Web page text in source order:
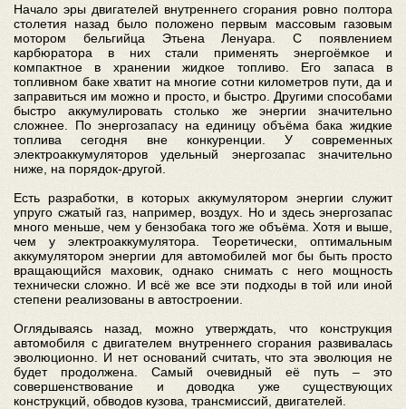
Начало эры двигателей внутреннего сгорания ровно полтора
столетия назад было положено первым массовым газовым
мотором бельгийца Этьена Ленуара. С появлением
карбюратора в них стали применять энергоёмкое и
компактное в хранении жидкое топливо. Его запаса в
топливном баке хватит на многие сотни километров пути, да и
заправиться им можно и просто, и быстро. Другими способами
быстро аккумулировать столько же энергии значительно
сложнее. По энергозапасу на единицу объёма бака жидкие
топлива сегодня вне конкуренции. У современных
электроаккумуляторов удельный энергозапас значительно
ниже, на порядок-другой.
Есть разработки, в которых аккумулятором энергии служит
упруго сжатый газ, например, воздух. Но и здесь энергозапас
много меньше, чем у бензобака того же объёма. Хотя и выше,
чем у электроаккумулятора. Теоретически, оптимальным
аккумулятором энергии для автомобилей мог бы быть просто
вращающийся маховик, однако снимать с него мощность
технически сложно. И всё же все эти подходы в той или иной
степени реализованы в автостроении.
Оглядываясь назад, можно утверждать, что конструкция
автомобиля с двигателем внутреннего сгорания развивалась
эволюционно. И нет оснований считать, что эта эволюция не
будет продолжена. Самый очевидный её путь – это
совершенствование и доводка уже существующих
конструкций, обводов кузова, трансмиссий, двигателей.